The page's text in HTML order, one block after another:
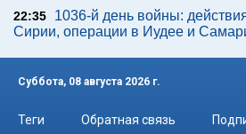
22:35
1036-й день войны:
Сирии, операции в Иудее и
Суббота, 08 августа 2026 г.
Теги Обратная связь